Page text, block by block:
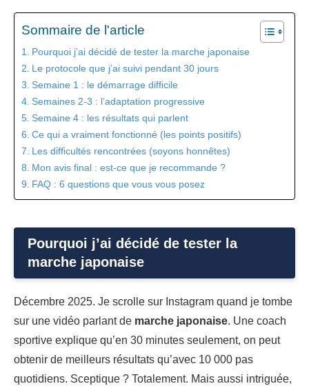
Sommaire de l'article
Pourquoi j’ai décidé de tester la marche japonaise
Le protocole que j’ai suivi pendant 30 jours
Semaine 1 : le démarrage difficile
Semaines 2-3 : l’adaptation progressive
Semaine 4 : les résultats qui parlent
Ce qui a vraiment fonctionné (les points positifs)
Les difficultés rencontrées (soyons honnêtes)
Mon avis final : est-ce que je recommande ?
FAQ : 6 questions que vous vous posez
Pourquoi j’ai décidé de tester la
marche japonaise
Décembre 2025. Je scrolle sur Instagram quand je tombe
sur une vidéo parlant de marche japonaise. Une coach
sportive explique qu’en 30 minutes seulement, on peut
obtenir de meilleurs résultats qu’avec 10 000 pas
quotidiens. Sceptique ? Totalement. Mais aussi intriguée,